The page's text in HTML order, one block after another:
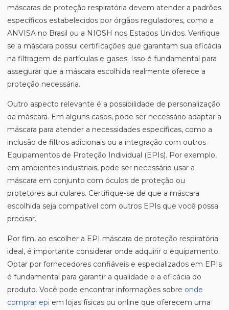
máscaras de proteção respiratória devem atender a padrões
específicos estabelecidos por órgãos reguladores, como a
ANVISA no Brasil ou a NIOSH nos Estados Unidos. Verifique
se a máscara possui certificações que garantam sua eficácia
na filtragem de partículas e gases. Isso é fundamental para
assegurar que a máscara escolhida realmente oferece a
proteção necessária.
Outro aspecto relevante é a possibilidade de personalização
da máscara. Em alguns casos, pode ser necessário adaptar a
máscara para atender a necessidades específicas, como a
inclusão de filtros adicionais ou a integração com outros
Equipamentos de Proteção Individual (EPIs). Por exemplo,
em ambientes industriais, pode ser necessário usar a
máscara em conjunto com óculos de proteção ou
protetores auriculares. Certifique-se de que a máscara
escolhida seja compatível com outros EPIs que você possa
precisar.
Por fim, ao escolher a EPI máscara de proteção respiratória
ideal, é importante considerar onde adquirir o equipamento.
Optar por fornecedores confiáveis e especializados em EPIs
é fundamental para garantir a qualidade e a eficácia do
produto. Você pode encontrar informações sobre onde
comprar epi em lojas físicas ou online que oferecem uma